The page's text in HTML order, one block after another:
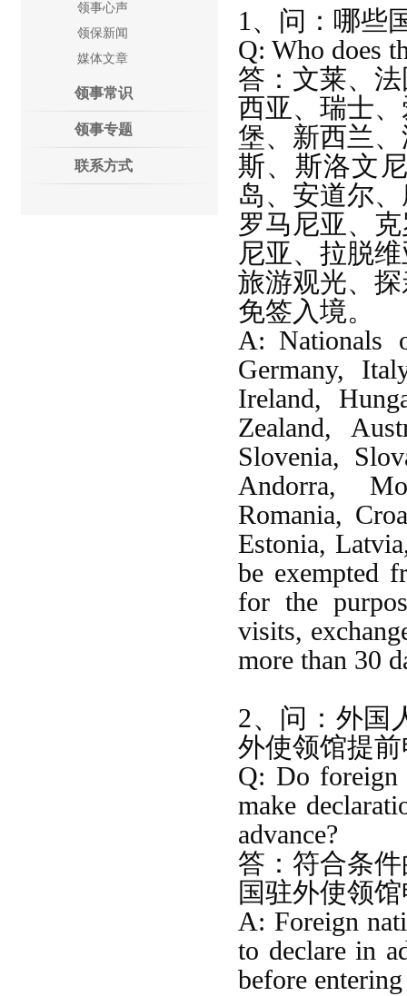
领事心声
领保新闻
媒体文章
领事常识
领事专题
联系方式
1、问：哪些
Q: Who does
答： 文莱、
西亚、瑞士
堡、新西兰
斯、斯洛文
岛、安道尔
罗马尼亚、
尼亚、拉脱
旅游观光、
免签入境。
A: Nationals
Germany,
Ireland,
Zealand,
Slovenia,
Andorra,
Romania,
Estonia,
be exempted
for the
visits,
more than 30
2、问：外国
外使领馆提
Q: Do foreign
make
advance?
答： 符合条
国驻外使领
A: Foreign
to declarein
before